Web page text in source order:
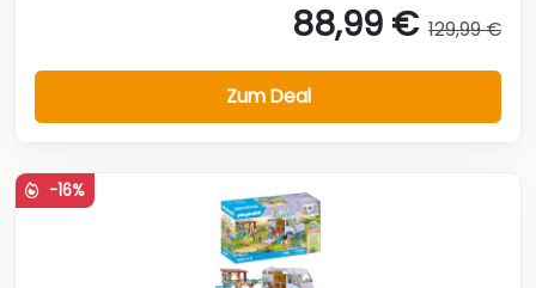
88,99 € 129,99 €
Zum Deal
-16%